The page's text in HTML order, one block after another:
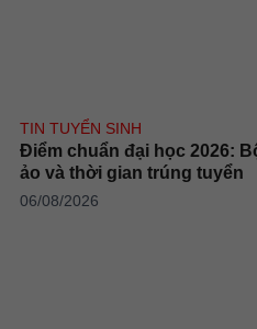
TIN TUYỂN SINH
Điểm chuẩn đại học 2026:
ảo và thời gian trúng tuyển
06/08/2026